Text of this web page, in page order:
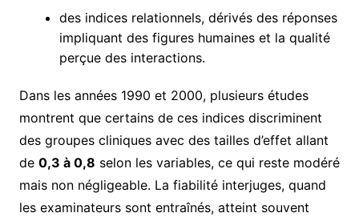
des indices relationnels, dérivés des réponses
impliquant des figures humaines et la qualité
perçue des interactions.
Dans les années 1990 et 2000, plusieurs études
montrent que certains de ces indices discriminent
des groupes cliniques avec des tailles d’effet allant
de 0,3 à 0,8 selon les variables, ce qui reste modéré
mais non négligeable. La fiabilité interjuges, quand
les examinateurs sont entraînés, atteint souvent